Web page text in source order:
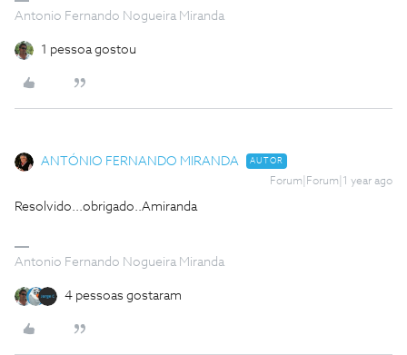
Antonio Fernando Nogueira Miranda
1 pessoa gostou
ANTÓNIO FERNANDO MIRANDA AUTOR
Forum|Forum|1 year ago
Resolvido...obrigado..Amiranda
Antonio Fernando Nogueira Miranda
4 pessoas gostaram